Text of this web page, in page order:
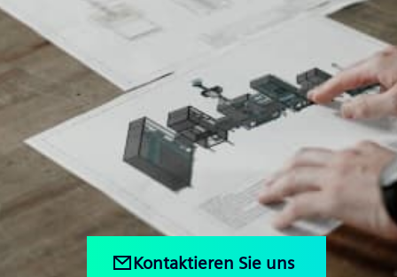
Kontaktieren Sie uns